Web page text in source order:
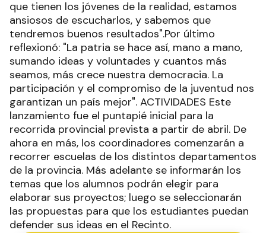
que tienen los jóvenes de la realidad, estamos
ansiosos de escucharlos, y sabemos que
tendremos buenos resultados".Por último
reflexionó: "La patria se hace así, mano a mano,
sumando ideas y voluntades y cuantos más
seamos, más crece nuestra democracia. La
participación y el compromiso de la juventud nos
garantizan un país mejor". ACTIVIDADES Este
lanzamiento fue el puntapié inicial para la
recorrida provincial prevista a partir de abril. De
ahora en más, los coordinadores comenzarán a
recorrer escuelas de los distintos departamentos
de la provincia. Más adelante se informarán los
temas que los alumnos podrán elegir para
elaborar sus proyectos; luego se seleccionarán
las propuestas para que los estudiantes puedan
defender sus ideas en el Recinto.